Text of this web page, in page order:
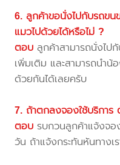
6. ลูกค้าขอนั่งไปกับรถข
แมวไปด้วยได้หรือไม่ ?
ตอบ ลูกค้าสามารถนั่งไป
เพิ่มเติม และสามารถนำ
ด้วยกันได้เลยครับ
7. ถ้าตกลงจองใช้บริกา
ตอบ รบกวนลูกค้าแจ้งจ
วัน ถ้าแจ้งกระทันหันทางเ